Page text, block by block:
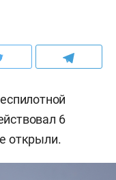
6
открыли.